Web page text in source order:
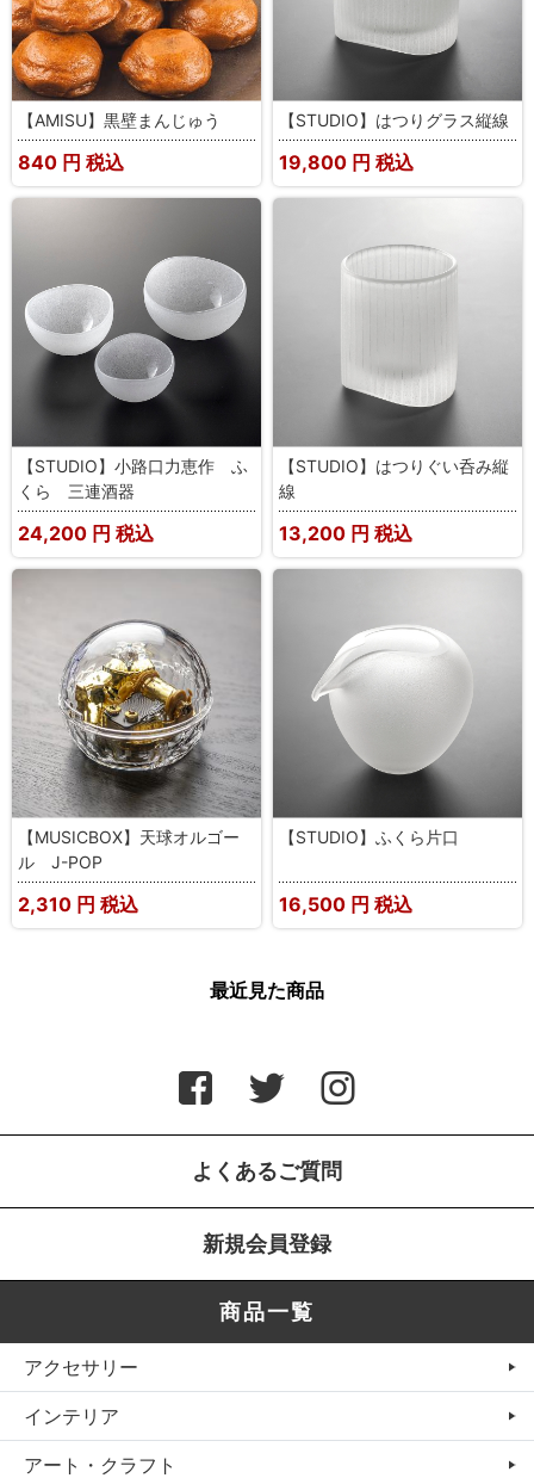
【AMISU】黒壁まんじゅう
840 円 税込
【STUDIO】はつりグラス縦線
19,800 円 税込
【STUDIO】小路口力恵作 ふ
くら 三連酒器
24,200 円 税込
【STUDIO】はつりぐい呑み縦
線
13,200 円 税込
【MUSICBOX】天球オルゴー
ル J-POP
2,310 円 税込
【STUDIO】ふくら片口
16,500 円 税込
最近見た商品
よくあるご質問
新規会員登録
商品一覧
アクセサリー
インテリア
アート・クラフト